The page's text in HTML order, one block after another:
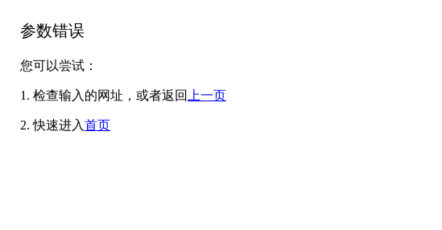
参数错误
您可以尝试：
1. 检查输入的网址，或者返回 上一页
2. 快速进入首页